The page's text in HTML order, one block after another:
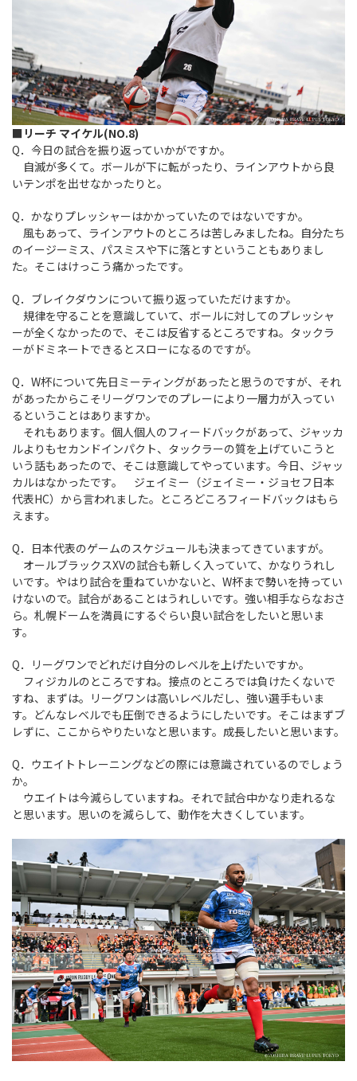
■リーチ マイケル(NO.8)
Q．今日の試合を振り返っていかがですか。
自滅が多くて。ボールが下に転がったり、ラインアウトから良
いテンポを出せなかったりと。
Q．かなりプレッシャーはかかっていたのではないですか。
風もあって、ラインアウトのところは苦しみましたね。自分たち
のイージーミス、パスミスや下に落とすということもありまし
た。そこはけっこう痛かったです。
Q．ブレイクダウンについて振り返っていただけますか。
規律を守ることを意識していて、ボールに対してのプレッシャ
ーが全くなかったので、そこは反省するところですね。タックラ
ーがドミネートできるとスローになるのですが。
Q．W杯について先日ミーティングがあったと思うのですが、それ
があったからこそリーグワンでのプレーにより一層力が入ってい
るということはありますか。
それもあります。個人個人のフィードバックがあって、ジャッカ
ルよりもセカンドインパクト、タックラーの質を上げていこうと
いう話もあったので、そこは意識してやっています。今日、ジャッ
カルはなかったです。 ジェイミー（ジェイミー・ジョセフ日本
代表HC）から言われました。ところどころフィードバックはもら
えます。
Q．日本代表のゲームのスケジュールも決まってきていますが。
オールブラックスXVの試合も新しく入っていて、かなりうれし
いです。やはり試合を重ねていかないと、W杯まで勢いを持ってい
けないので。試合があることはうれしいです。強い相手ならなおさ
ら。札幌ドームを満員にするぐらい良い試合をしたいと思いま
す。
Q．リーグワンでどれだけ自分のレベルを上げたいですか。
フィジカルのところですね。接点のところでは負けたくないで
すね、まずは。リーグワンは高いレベルだし、強い選手もいま
す。どんなレベルでも圧倒できるようにしたいです。そこはまずブ
レずに、ここからやりたいなと思います。成長したいと思います。
Q．ウエイトトレーニングなどの際には意識されているのでしょう
か。
ウエイトは今減らしていますね。それで試合中かなり走れるな
と思います。思いのを減らして、動作を大きくしています。